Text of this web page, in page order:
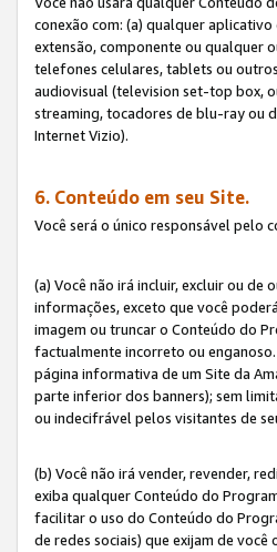
conexão com: (a) qualquer
extensão, componente ou qualquer
telefones celulares, tablets ou
audiovisual (television set-top box,
streaming, tocadores de blu-ray ou
Internet Vizio).
6. Conteúdo em seu Site.
Você será o único responsável pelo
(a) Você não irá incluir, excluir ou
informações, exceto que você
imagem ou truncar o Conteúdo do
factualmente incorreto ou
página informativa de um Site da
parte inferior dos banners); sem
ou indecifrável pelos visitantes de
(b) Você não irá vender, revender,
exiba qualquer Conteúdo do
facilitar o uso do Conteúdo do
de redes sociais) que exijam de